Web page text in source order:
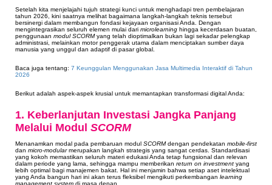
Setelah kita menjelajahi tujuh strategi kunci untuk menghadapi tren pembelajaran
tahun 2026, kini saatnya melihat bagaimana langkah-langkah teknis tersebut
bersinergi dalam membangun fondasi kejayaan organisasi Anda. Dengan
mengintegrasikan seluruh elemen mulai dari microlearning hingga kecerdasan buatan,
penggunaan modul SCORMyang telah dioptimalkan bukan lagi sekadar pelengkap
administrasi, melainkan motor penggerak utama dalam menciptakan sumber daya
manusia yang unggul dan adaptif di pasar global.
Baca juga tentang: 7 Keunggulan Menggunakan Jasa Multimedia Interaktif di Tahun
2026
Berikut adalah aspek-aspek krusial untuk memantapkan transformasi digital Anda:
1. Keberlanjutan Investasi Jangka Panjang
Melalui Modul SCORM
Menanamkan modal pada pembaruan modul SCORMdengan pendekatan mobile-first
dan micro-modularmerupakan langkah strategis yang sangat cerdas. Standardisasi
yang kokoh memastikan seluruh materi edukasi Anda tetap fungsional dan relevan
dalam periode yang lama, sehingga mampu memberikan return on investment yang
lebih optimal bagi manajemen bakat. Hal ini menjamin bahwa setiap aset intelektual
yang Anda bangun hari ini akan terus fleksibel mengikuti perkembangan learning
management system di masa depan.